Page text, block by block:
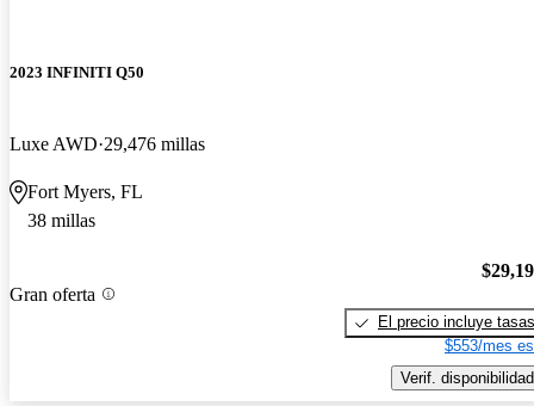
2023 INFINITI Q50
Luxe AWD 29,476 millas
Fort Myers, FL
38 millas
Gran oferta
El precio incluye tasas
$553/mes
Verif. disponibilidad